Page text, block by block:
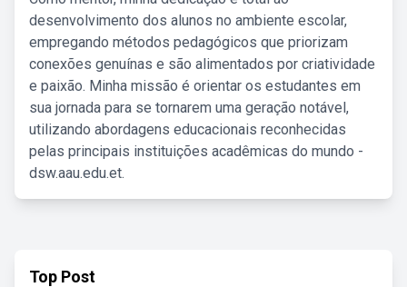
desenvolvimento dos alunos no ambiente escolar,
empregando métodos pedagógicos que priorizam
conexões genuínas e são alimentados por criatividade
e paixão. Minha missão é orientar os estudantes em
sua jornada para se tornarem uma geração notável,
utilizando abordagens educacionais reconhecidas
pelas principais instituições acadêmicas do mundo -
dsw.aau.edu.et.
Top Post